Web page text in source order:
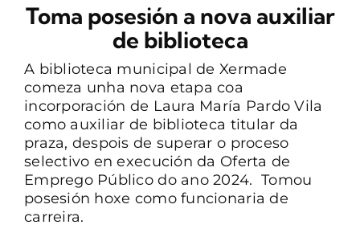
Toma posesión a nova auxiliar
de biblioteca
A biblioteca municipal de Xermade
comeza unha nova etapa coa
incorporación de Laura María Pardo Vila
como auxiliar de biblioteca titular da
praza, despois de superar o proceso
selectivo en execución da Oferta de
Emprego Público do ano 2024. Tomou
posesión hoxe como funcionaria de
carreira.